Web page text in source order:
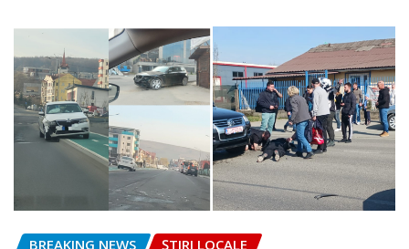
BREAKING NEWS ȘTIRI LOCALE